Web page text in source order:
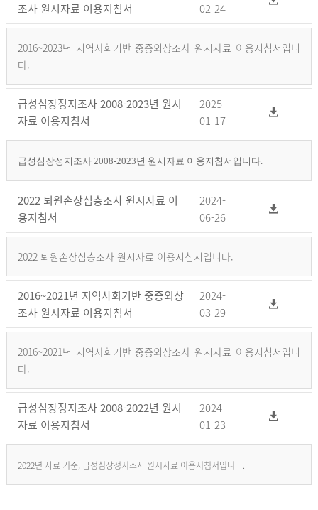
조사 원시자료 이용지침서
02-24
2016~2023년 지역사회기반 중증외상조사 원시자료 이용지침서입니
다.
급성심장정지조사 2008-2023년 원시
자료 이용지침서
2025-
01-17
급성심장정지조사 2008-2023년 원시자료 이용지침서입니다.
2022 퇴원손상심층조사 원시자료 이
용지침서
2024-
06-26
2022 퇴원손상심층조사 원시자료 이용지침서입니다.
2016~2021년 지역사회기반 중증외상
조사 원시자료 이용지침서
2024-
03-29
2016~2021년 지역사회기반 중증외상조사 원시자료 이용지침서입니
다.
급성심장정지조사 2008-2022년 원시
자료 이용지침서
2024-
01-23
2022년 자료 기준, 급성심장정지조사 원시자료 이용지침서입니다.